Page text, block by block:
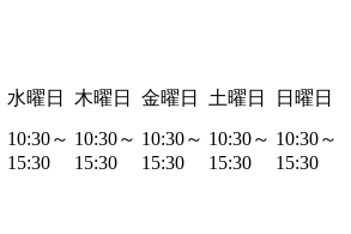
水曜日 木曜日 金曜日 土曜日
日曜日
10:30～
15:30
10:30～
15:30
10:30～
15:30
10:30～
15:30
10:30～
15:30